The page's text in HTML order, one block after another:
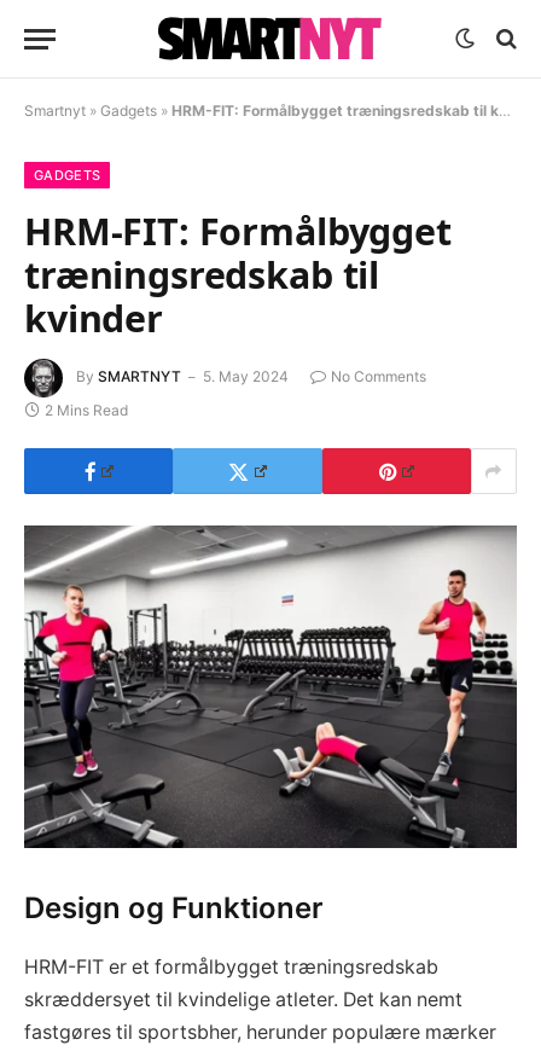
Smartnyt » Gadgets » HRM-FIT: Formålbygget træningsredskab til kvinder
GADGETS
HRM-FIT: Formålbygget
træningsredskab til
kvinder
By SMARTNYT 5. May 2024
No Comments
2 Mins Read
Design og Funktioner
HRM-FIT er et formålbygget træningsredskab
skræddersyet til kvindelige atleter. Det kan nemt
fastgøres til sportsbher, herunder populære mærker